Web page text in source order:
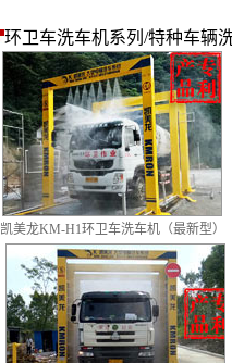
环卫车洗车机系列/特种车辆
凯美龙KM-H1环卫车洗车机（最新型）